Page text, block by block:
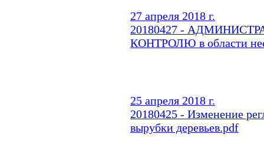
27 апреля 2018 г.
20180427 -
КОНТРОЛЮ в области
25 апреля 2018 г.
20180425 - Изменение
вырубки деревьев.pdf